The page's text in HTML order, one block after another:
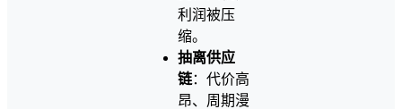
利润被压
缩。
抽离供应
链：代价高
昂、周期漫